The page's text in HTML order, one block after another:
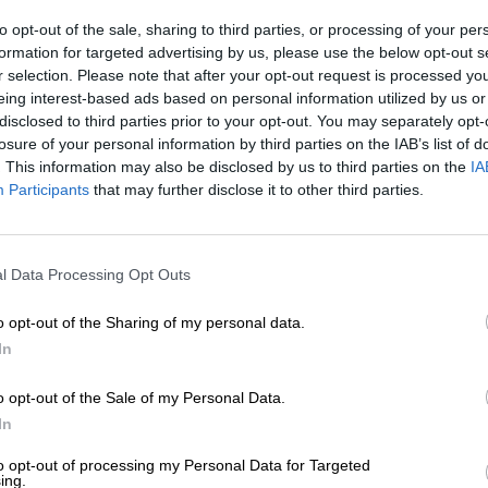
opt-out of the sale, sharing to third parties, or processing of your
for targeted advertising by us, please use the below opt-out
selection. Please note that after your opt-out request is processed
interest-based ads based on personal information utilized by us
to third parties prior to your opt-out. You may separately
of your personal information by third parties on the IAB’s list of
This information may also be disclosed by us to third parties on the
Participants that may further disclose it to other third parties.
Data Processing Opt Outs
opt-out of the Sharing of my personal data.
opt-out of the Sale of my Personal Data.
opt-out of processing my Personal Data for Targeted
* I prezzi sono comprensivi di IVA. Più Navigazione più
* I prezzi sono comprensivi di accisa
Descrizione Informazioni Recensioni (4)
Le birre della serie White Label del birrificio olandese
botti che ottengono il loro carattere speciale
del 2018 si concentrano su diverse sfumature di
vasta gamma di sapori entusiasmanti. L'Imperial
whisky dopo il processo di produzione della birra e il
Early Jack si beve meglio in un bicchiere fine e
sviluppare i suoi aromi complessi. La birra scura si
mogano nero e forma una fine schiuma beige. Un
cremosa: il whisky infuocato incontra il cioccolato
liquirizia, le nocciole tostate, un pizzico di vaniglia e
una delizia olfattiva, quando bevuto rivela il suo